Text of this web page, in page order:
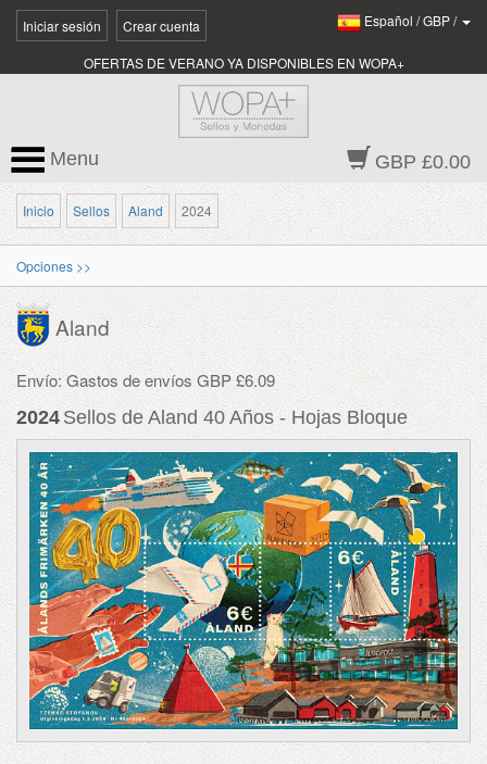
Iniciar sesión Crear cuenta Español /GBP/
OFERTAS DE VERANO YA DISPONIBLES EN WOPA+
GBP £0.00
Menu
Inicio Sellos Aland 2024
Opciones >>
Aland
Envío: Gastos de envíos GBP £6.09
2024 Sellos de Aland 40 Años - Hojas Bloque